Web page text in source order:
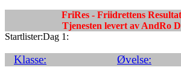
FriRes - Friidrettens
Tjenesten levert av AndRo
Startlister:Dag 1:
Klasse: Øvelse: